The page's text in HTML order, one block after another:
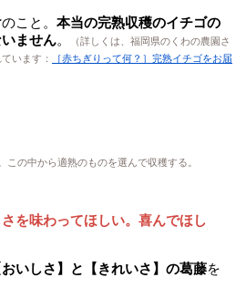
のこと。 本当の完熟収穫のイチゴの
ません。
（詳しくは、福岡県のくわの農園さ
います：
［赤ちぎりって何？］完熟イチゴをお届
この中から適熟のものを選んで収穫する。
を味わってほしい。喜んでほし
おいしさ】と【きれいさ】の葛藤を